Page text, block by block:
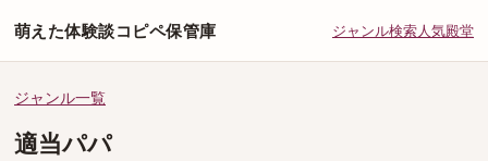
萌えた体験談コピペ保管庫 ジャンル検索人気殿堂
ジャンル一覧
適当パパ